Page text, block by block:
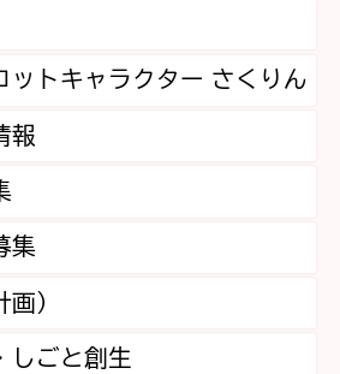
ットキャラクター さくりん
報
集
）
しごと創生